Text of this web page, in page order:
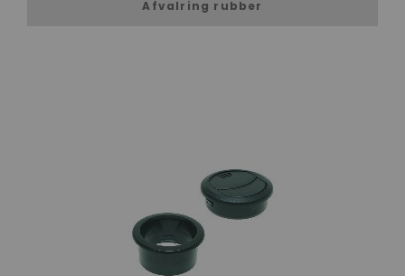
Afvalring rubber